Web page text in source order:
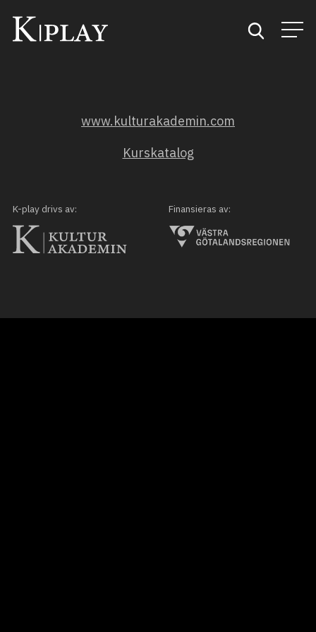
Kategorier
Mina favoriter
www.kulturakademin.com
Kurskatalog
K-play drivs av: Finansieras av: